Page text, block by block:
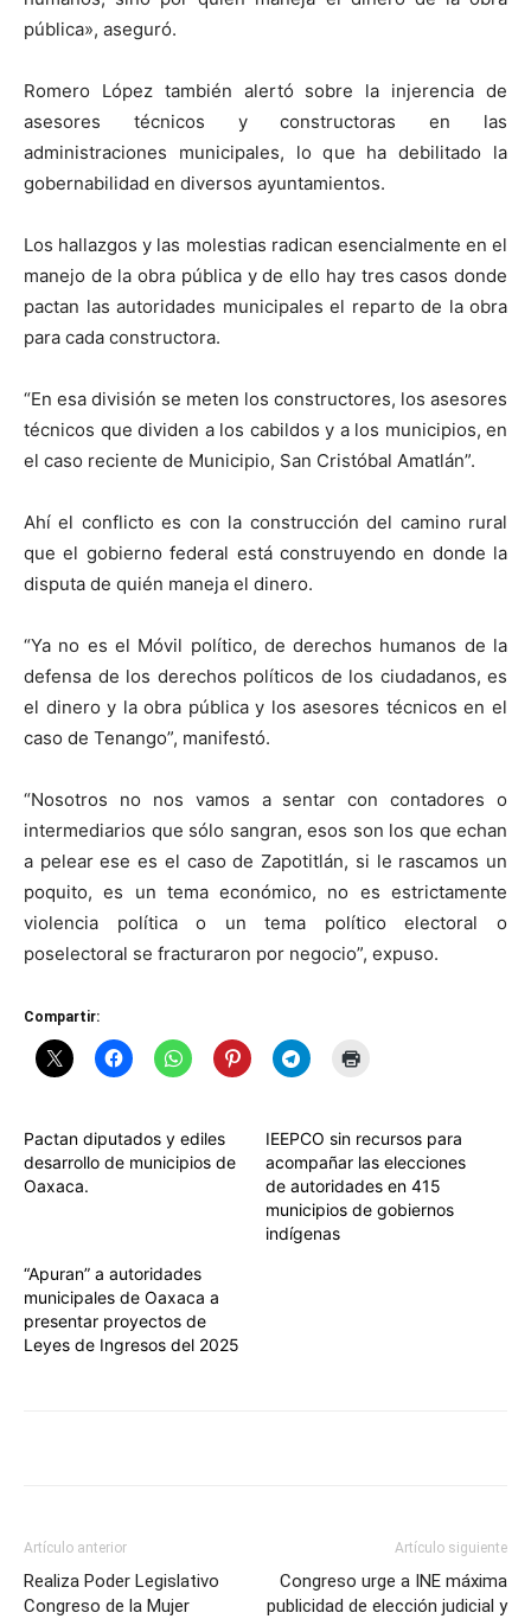
pública», aseguró.
Romero López también alertó sobre la injerencia de
asesores técnicos y constructoras en las
administraciones municipales, lo que ha debilitado la
gobernabilidad en diversos ayuntamientos.
Los hallazgos y las molestias radican esencialmente en el
manejo de la obra pública y de ello hay tres casos donde
pactan las autoridades municipales el reparto de la obra
para cada constructora.
“En esa división se meten los constructores, los asesores
técnicos que dividen a los cabildos y a los municipios, en
el caso reciente de Municipio, San Cristóbal Amatlán”.
Ahí el conflicto es con la construcción del camino rural
que el gobierno federal está construyendo en donde la
disputa de quién maneja el dinero.
“Ya no es el Móvil político, de derechos humanos de la
defensa de los derechos políticos de los ciudadanos, es
el dinero y la obra pública y los asesores técnicos en el
caso de Tenango”, manifestó.
“Nosotros no nos vamos a sentar con contadores o
intermediarios que sólo sangran, esos son los que echan
a pelear ese es el caso de Zapotitlán, si le rascamos un
poquito, es un tema económico, no es estrictamente
violencia política o un tema político electoral o
poselectoral se fracturaron por negocio”, expuso.
Compartir:
Pactan diputados y ediles
desarrollo de municipios de
Oaxaca.
IEEPCO sin recursos para
acompañar las elecciones
de autoridades en 415
municipios de gobiernos
indígenas
“Apuran” a autoridades
municipales de Oaxaca a
presentar proyectos de
Leyes de Ingresos del 2025
Artículo anterior
Realiza Poder Legislativo
Congreso de la Mujer
Artículo siguiente
Congreso urge a INE máxima
publicidad de elección judicial y